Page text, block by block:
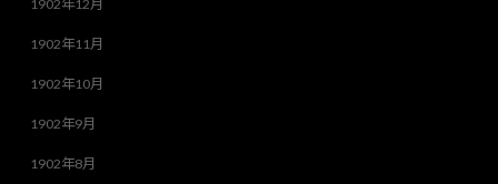
1902年12月
1902年11月
1902年10月
1902年9月
1902年8月